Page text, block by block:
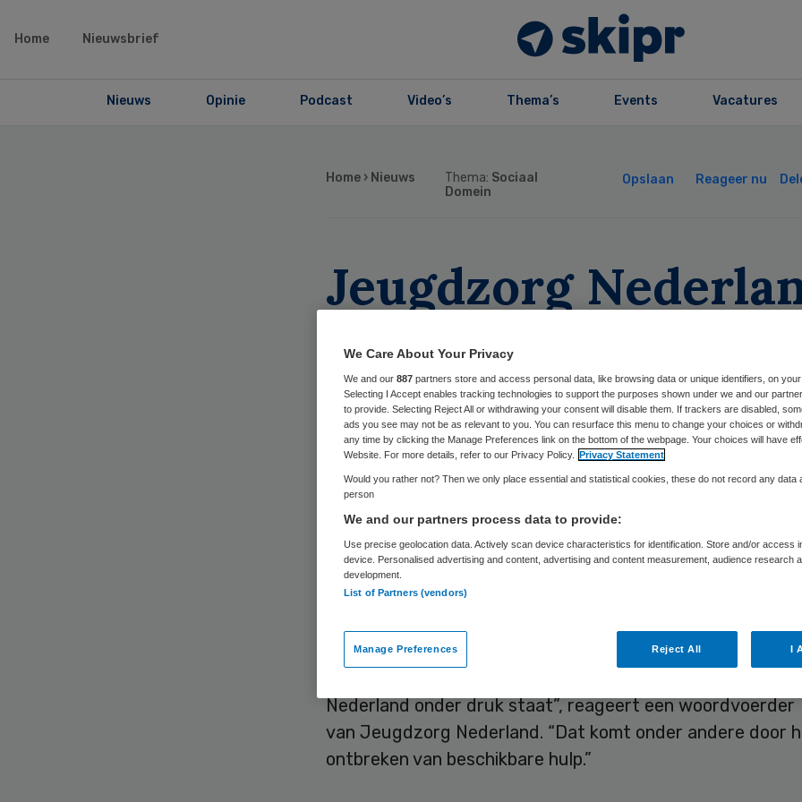
Home Nieuwsbrief
Nieuws Opinie Podcast Video’s Thema’s Events Vacatures
Home › Nieuws Thema: Sociaal
Domein
Opslaan Reageer nu
Jeugdzorg
positie kwetsbare
kinderen onder
Branchevereniging Jeugdzorg Nederland zegt “helaas”
verbaasd te zijn dat Nederland is gedaald op de
In een maandag verschenen rapport staat dat Nederland
Nederland onder druk staat”, reageert een woordvoerder
van Jeugdzorg Nederland. “Dat komt onder andere door
ontbreken van beschikbare hulp.”
We Care About Your Privacy
We and our 887 partners store and access personal data, like browsing data or unique identifiers, on your
Selecting I Accept enables tracking technologies to support the purposes shown under we and our
to provide. Selecting Reject All or withdrawing your consent will disable them. If trackers are disabled,
ads you see may not be as relevant to you. You can resurface this menu to change your choices or
any time by clicking the Manage Preferences link on the bottom of the webpage. Your choices will have
Website. For more details, refer to our Privacy Policy.
Privacy Statement
Would you rather not? Then we only place essential and statistical cookies, these do not record any data
person
We and our partners process data to provide:
Use precise geolocation data. Actively scan device characteristics for identification. Store and/or access
device. Personalised advertising and content, advertising and content measurement, audience research
development.
List of Partners (vendors)
Manage Preferences Reject All I